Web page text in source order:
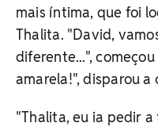
mais íntima, que foi
Thalita. "David,
diferente...",
amarela!", disparou a
"Thalita, eu ia pedir